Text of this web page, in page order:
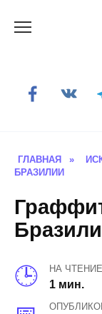
ГЛАВНАЯ »
БРАЗИЛИИ
НА ЧТЕНИЕ
1 мин.